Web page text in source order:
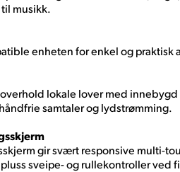
musikk.
enheten for enkel og praktisk
lokale lover med
samtaler og lydstrømming.
gir svært responsive multi-
sveipe- og rullekontroller ved